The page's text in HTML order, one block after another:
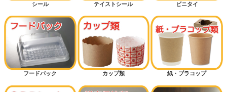
シール テイストシール ビニタイ
フードパック カップ類 紙・プラコップ